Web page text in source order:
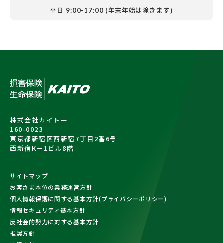
平日 9:00-17:00 (年末年始は除きます)
株式会社カイトー
160-0023
東京都新宿区西新宿7丁目2番6号
西新宿K－1ビル8階
サイトマップ
お客さま本位の業務運営方針
個人情報保護に関する基本方針(プライバシーポリシー)
情報セキュリティ基本方針
反社会的勢力に対する基本方針
推奨方針